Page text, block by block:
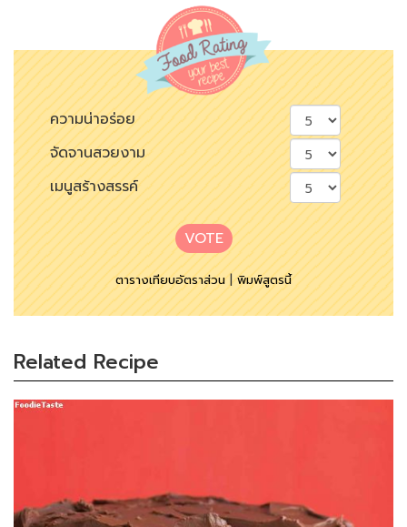
ความน่าอร่อย
จัดจานสวยงาม
เมนูสร้างสรรค์
VOTE
ตารางเทียบอัตราส่วน|พิมพ์สูตรนี้
Related Recipe